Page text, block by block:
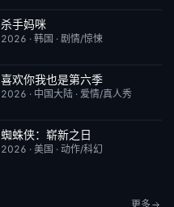
更新至第03集
杀手妈咪
2026 · 韩国 · 剧情/惊悚
今日更新
喜欢你我也是第六季
2026 · 中国大陆 · 爱情/真人秀
TC中字
蜘蛛侠：崭新之日
2026 · 美国 · 动作/科幻
更多